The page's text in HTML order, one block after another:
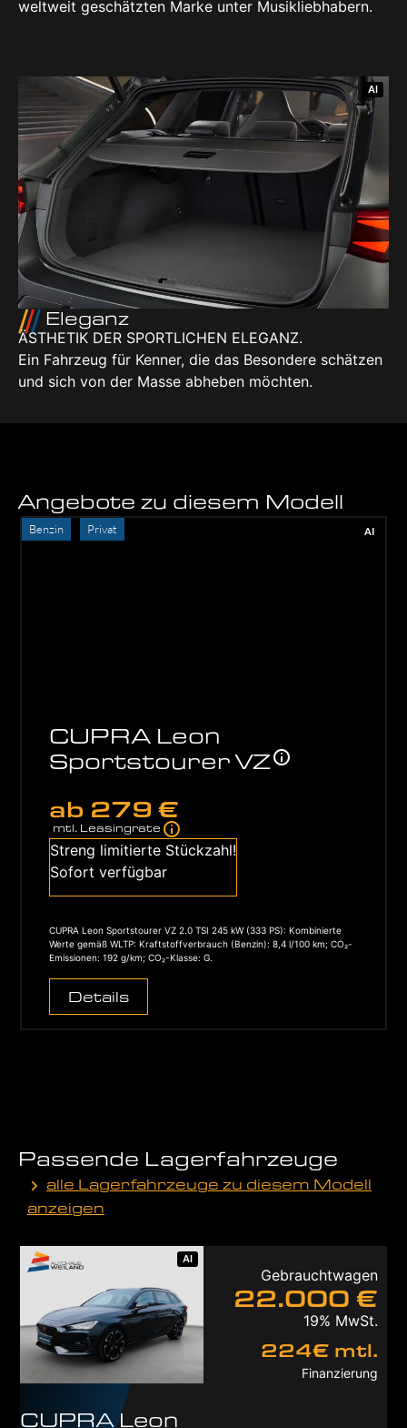
welt­weit geschätz­ten Mar­ke unter Musik­lieb­ha­bern.
AI
Ele­ganz
ÄSTHE­TIK DER SPORT­LI­CHEN ELE­GANZ.
Ein Fahr­zeug für Ken­ner, die das Beson­de­re schät­zen
und sich von der Mas­se abhe­ben möch­ten.
Angebote zu diesem Modell
Benzin Privat AI
CUPRA Leon
Sportstourer VZ
ab 279 €
mtl. Leasingrate
Streng limitierte Stückzahl!
Sofort verfügbar
CUPRA Leon Sportstourer VZ 2.0 TSI 245 kW (333 PS): Kombinierte
Werte gemäß WLTP: Kraftstoffverbrauch (Benzin): 8,4 l/100 km; CO₂-
Emissionen: 192 g/km; CO₂-Klasse: G.
Details
Passende Lagerfahrzeuge
alle Lagerfahrzeuge zu diesem Modell
anzeigen
AI
Gebrauchtwagen
22.000 €
19% MwSt.
224€ mtl.
Finanzierung
CUPRA Leon